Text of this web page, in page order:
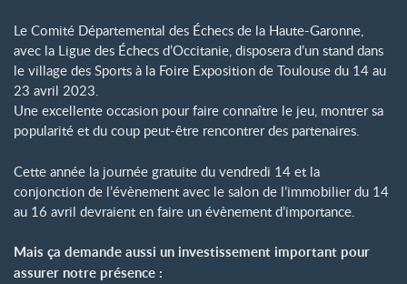
Le Comité Départemental des Échecs de la Haute-Garonne,
avec la Ligue des Échecs d’Occitanie, disposera d’un stand dans
le village des Sports à la Foire Exposition de Toulouse du 14 au
23 avril 2023.
Une excellente occasion pour faire connaître le jeu, montrer sa
popularité et du coup peut-être rencontrer des partenaires.
Cette année la journée gratuite du vendredi 14 et la
conjonction de l’évènement avec le salon de l’immobilier du 14
au 16 avril devraient en faire un évènement d’importance.
Mais ça demande aussi un investissement important pour
assurer notre présence :